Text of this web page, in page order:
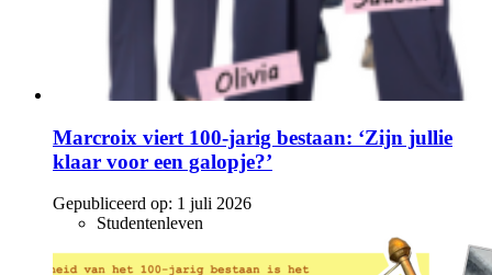
Marcroix viert 100-jarig bestaan: ‘Zijn jullie
klaar voor een galopje?’
Gepubliceerd op: 1 juli 2026
Studentenleven